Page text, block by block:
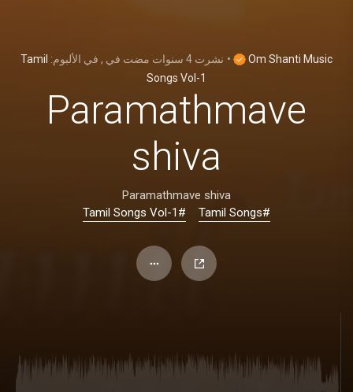
Om Shanti Music
• نشرت 4 سنوات مضت في , في الألبوم: Tamil
Songs Vol-1
Paramathmave
shiva
Paramathmave shiva
#Tamil Songs
#Tamil Songs Vol-1